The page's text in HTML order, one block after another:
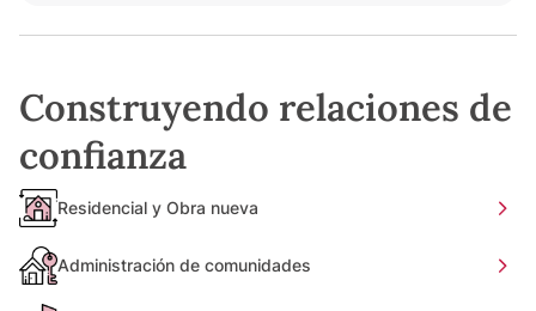
Construyendo relaciones de
confianza
Residencial y Obra nueva
Administración de comunidades